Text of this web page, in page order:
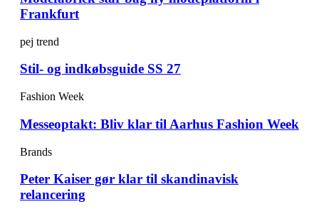
Frankfurt
pej trend
Stil- og indkøbsguide SS 27
Fashion Week
Messeoptakt: Bliv klar til Aarhus Fashion Week
Brands
Peter Kaiser gør klar til skandinavisk
relancering